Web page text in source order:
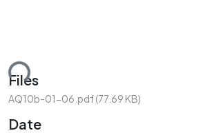
Files
AQ10b-01-06.pdf(77.69 KB)
Date